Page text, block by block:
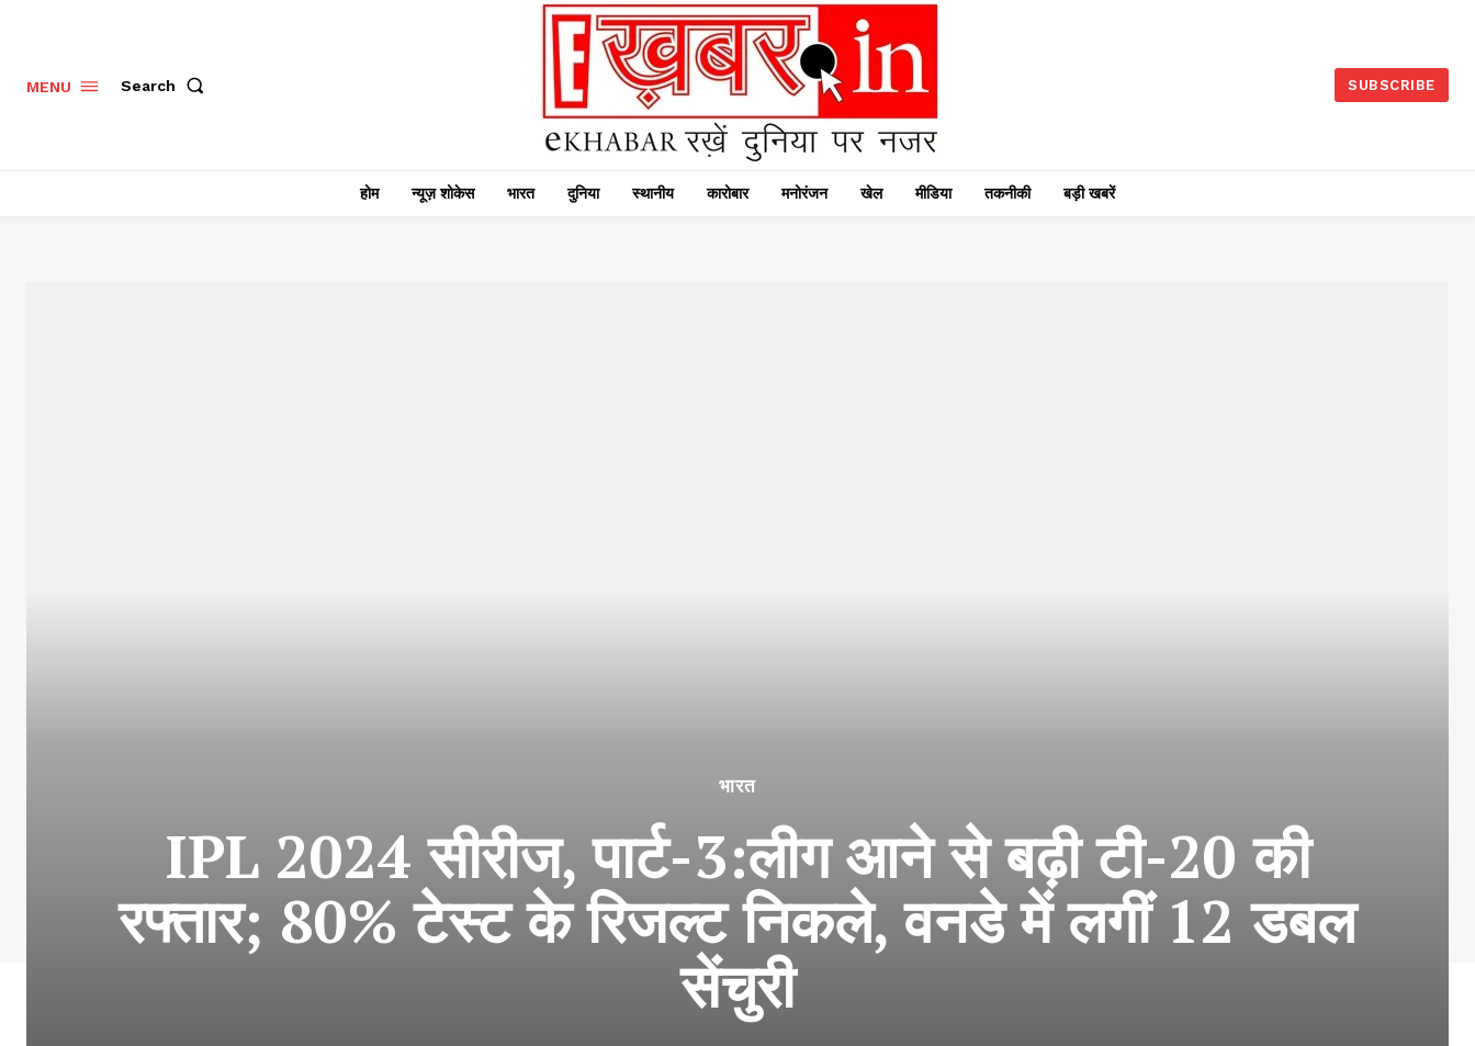
MENU Search SUBSCRIBE
होम न्यूज़ शोकेस भारत दुनिया स्थानीय कारोबार मनोरंजन खेल मीडिया तकनीकी बड़ी खबरें
भारत
IPL 2024 सीरीज, पार्ट-3:लीग आने से बढ़ी टी-20 की
रफ्तार; 80% टेस्ट के रिजल्ट निकले, वनडे में लगीं 12 डबल
सेंचुरी